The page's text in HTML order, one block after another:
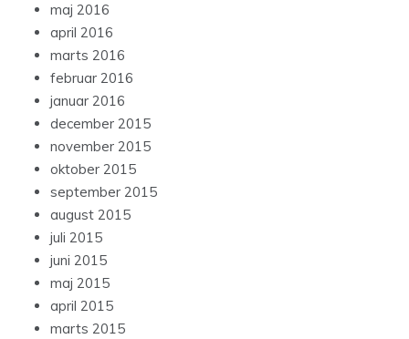
maj 2016
april 2016
marts 2016
februar 2016
januar 2016
december 2015
november 2015
oktober 2015
september 2015
august 2015
juli 2015
juni 2015
maj 2015
april 2015
marts 2015